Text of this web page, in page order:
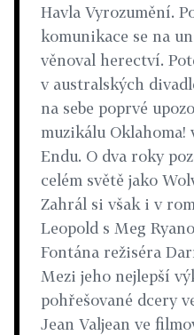
Havla Vyrozumění.
komunikace se na
věnoval herectví.
v australských
na sebe poprvé
muzikálu Oklahoma!
Endu. O dva roky
celém světě jako
Zahrál si však i v
Leopold s Meg
Fontána režiséra
Mezi jeho nejlepší
pohřešované dcery
Jean Valjean ve